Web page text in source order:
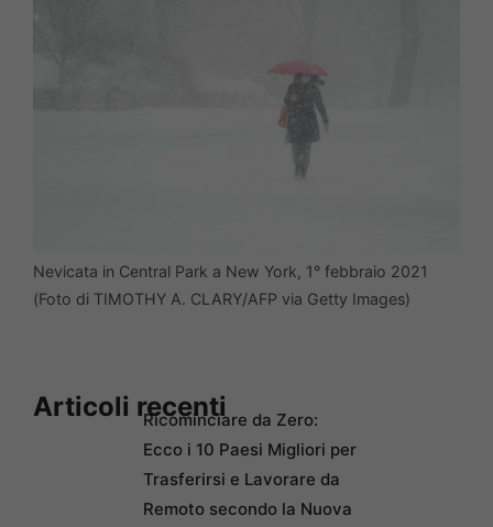
Nevicata in Central Park a New York, 1° febbraio 2021
(Foto di TIMOTHY A. CLARY/AFP via Getty Images)
Articoli recentiRicominciare da Zero:
Ecco i 10 Paesi Migliori per
Trasferirsi e Lavorare da
Remoto secondo la Nuova